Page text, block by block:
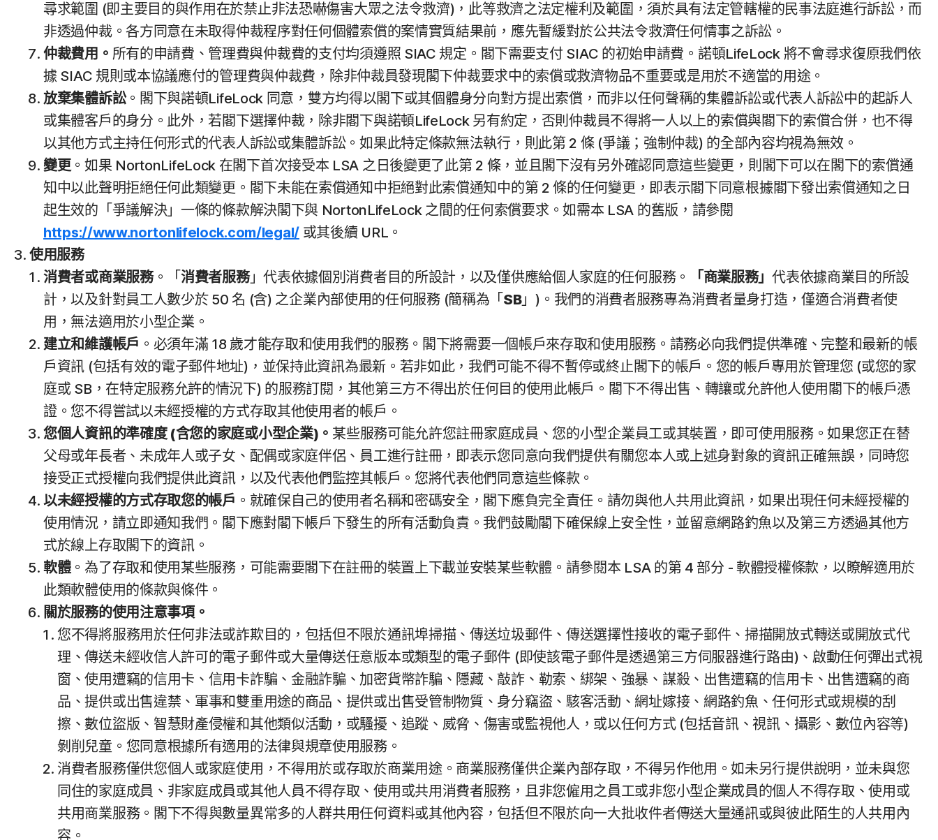
尋求範圍 (即主要目的與作用在於禁止非法恐嚇傷害大眾之法令救濟)，此等救濟之法定權利及範圍，須於具有法定管轄權的民事法庭進行訴訟，而
非透過仲裁。各方同意在未取得仲裁程序對任何個體索償的案情實質結果前，應先暫緩對於公共法令救濟任何情事之訴訟。
仲裁費用。 所有的申請費、管理費與仲裁費的支付均須遵照 SIAC 規定。閣下需要支付 SIAC 的初始申請費。諾頓LifeLock 將不會尋求復原我們依
據 SIAC 規則或本協議應付的管理費與仲裁費，除非仲裁員發現閣下仲裁要求中的索償或救濟物品不重要或是用於不適當的用途。
放棄集體訴訟。閣下與諾頓LifeLock 同意，雙方均得以閣下或其個體身分向對方提出索償，而非以任何聲稱的集體訴訟或代表人訴訟中的起訴人
或集體客戶的身分。此外，若閣下選擇仲裁，除非閣下與諾頓LifeLock 另有約定，否則仲裁員不得將一人以上的索償與閣下的索償合併，也不得
以其他方式主持任何形式的代表人訴訟或集體訴訟。如果此特定條款無法執行，則此第 2 條 (爭議；強制仲裁) 的全部內容均視為無效。
變更。如果 NortonLifeLock 在閣下首次接受本 LSA 之日後變更了此第 2 條，並且閣下沒有另外確認同意這些變更，則閣下可以在閣下的索償通
知中以此聲明拒絕任何此類變更。閣下未能在索償通知中拒絕對此索償通知中的第 2 條的任何變更，即表示閣下同意根據閣下發出索償通知之日
起生效的「爭議解決」一條的條款解決閣下與 NortonLifeLock 之間的任何索償要求。如需本 LSA 的舊版，請參閱
https://www.nortonlifelock.com/legal/或其後續 URL。
使用服務
消費者或商業服務。「消費者服務」代表依據個別消費者目的所設計，以及僅供應給個人家庭的任何服務。 「商業服務」代表依據商業目的所設
計，以及針對員工人數少於 50 名 (含) 之企業內部使用的任何服務 (簡稱為「 SB」)。我們的消費者服務專為消費者量身打造，僅適合消費者使
用，無法適用於小型企業。
建立和維護帳戶 。必須年滿 18 歲才能存取和使用我們的服務。閣下將需要一個帳戶來存取和使用服務。請務必向我們提供準確、完整和最新的帳
戶資訊 (包括有效的電子郵件地址)，並保持此資訊為最新。若非如此，我們可能不得不暫停或終止閣下的帳戶。您的帳戶專用於管理您 (或您的家
庭或 SB，在特定服務允許的情況下) 的服務訂閱，其他第三方不得出於任何目的使用此帳戶。閣下不得出售、轉讓或允許他人使用閣下的帳戶憑
證。您不得嘗試以未經授權的方式存取其他使用者的帳戶。
您個人資訊的準確度 (含您的家庭或小型企業)。 某些服務可能允許您註冊家庭成員、您的小型企業員工或其裝置，即可使用服務。如果您正在替
父母或年長者、未成年人或子女、配偶或家庭伴侶、員工進行註冊，即表示您同意向我們提供有關您本人或上述身對象的資訊正確無誤，同時您
接受正式授權向我們提供此資訊，以及代表他們監控其帳戶。您將代表他們同意這些條款。
以未經授權的方式存取您的帳戶 。就確保自己的使用者名稱和密碼安全，閣下應負完全責任。請勿與他人共用此資訊，如果出現任何未經授權的
使用情況，請立即通知我們。閣下應對閣下帳戶下發生的所有活動負責。我們鼓勵閣下確保線上安全性，並留意網路釣魚以及第三方透過其他方
式於線上存取閣下的資訊。
軟體。為了存取和使用某些服務，可能需要閣下在註冊的裝置上下載並安裝某些軟體。請參閱本 LSA 的第 4 部分 - 軟體授權條款，以瞭解適用於
此類軟體使用的條款與條件。
關於服務的使用注意事項。
您不得將服務用於任何非法或詐欺目的，包括但不限於通訊埠掃描、傳送垃圾郵件、傳送選擇性接收的電子郵件、掃描開放式轉送或開放式代
理、傳送未經收信人許可的電子郵件或大量傳送任意版本或類型的電子郵件 (即使該電子郵件是透過第三方伺服器進行路由)、啟動任何彈出式視
窗、使用遭竊的信用卡、信用卡詐騙、金融詐騙、加密貨幣詐騙、隱藏、敲詐、勒索、綁架、強暴、謀殺、出售遭竊的信用卡、出售遭竊的商
品、提供或出售違禁、軍事和雙重用途的商品、提供或出售受管制物質、身分竊盜、駭客活動、網址嫁接、網路釣魚、任何形式或規模的刮
擦、數位盜版、智慧財產侵權和其他類似活動，或騷擾、追蹤、威脅、傷害或監視他人，或以任何方式 (包括音訊、視訊、攝影、數位內容等)
剝削兒童。您同意根據所有適用的法律與規章使用服務。
消費者服務僅供您個人或家庭使用，不得用於或存取於商業用途。商業服務僅供企業內部存取，不得另作他用。如未另行提供說明，並未與您
同住的家庭成員、非家庭成員或其他人員不得存取、使用或共用消費者服務，且非您僱用之員工或非您小型企業成員的個人不得存取、使用或
共用商業服務。閣下不得與數量異常多的人群共用任何資料或其他內容，包括但不限於向一大批收件者傳送大量通訊或與彼此陌生的人共用內
容。